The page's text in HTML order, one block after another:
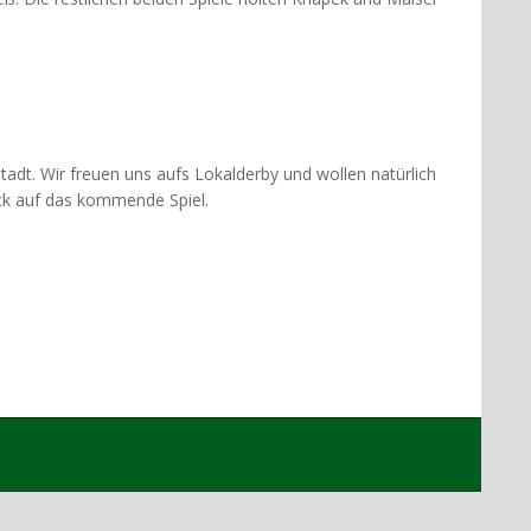
Wir freuen uns aufs Lokalderby und wollen natürlich
auf das kommende Spiel.